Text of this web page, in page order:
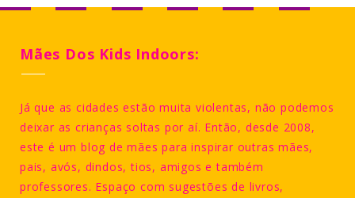
Mães Dos Kids Indoors:
Já que as cidades estão muita violentas, não podemos
deixar as crianças soltas por aí. Então, desde 2008,
este é um blog de mães para inspirar outras mães,
pais, avós, dindos, tios, amigos e também
professores. Espaço com sugestões de livros,